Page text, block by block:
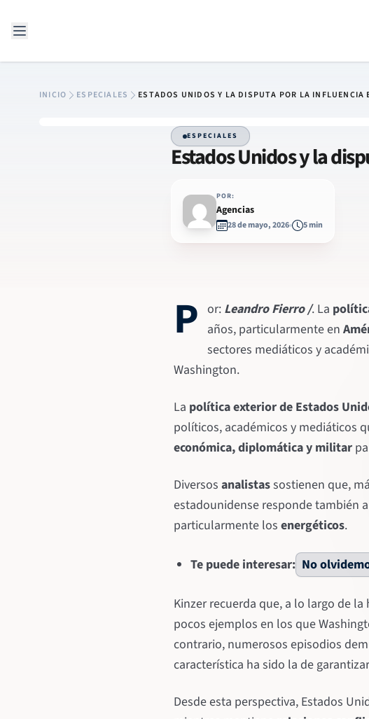
INICIO ESPECIALES ESTADOS UNIDOS Y LA DISPUTA POR LA INFLUENCIA
ESPECIALES
Estados Unidos y la
POR:
Agencias
28 de mayo, 2026 5 min
P or: Leandro Fierro /. La
años, particularmente en
sectores mediáticos y
Washington.
La política exterior de Estados
políticos, académicos y mediáticos
económica, diplomática y militar
Diversos analistassostienen que,
estadounidense responde también a
particularmente los energéticos.
Te puede interesar: No
Kinzer recuerda que, a lo largo de la
pocos ejemplos en los que
contrario, numerosos episodios
característica ha sido la de
Desde esta perspectiva, Estados